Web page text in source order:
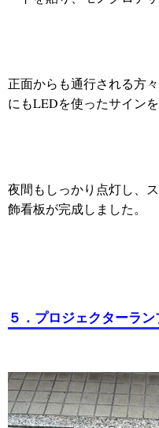
正面からも通行される方
にもLEDを使ったサイン
夜間もしっかり点灯し、
飾看板が完成しました。
５．プロジェクターラ